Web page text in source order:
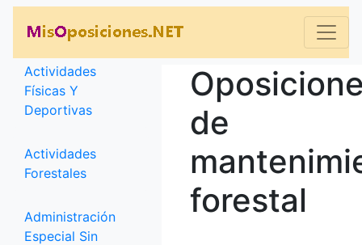
Categorías
Actividades
Físicas Y
Deportivas
Actividades
Forestales
Administración
Especial Sin
de
forestal